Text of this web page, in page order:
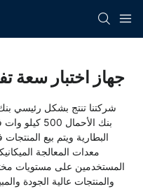
جهاز اختبار سعة
شركتنا تنتج بشكل رئيسي
بنك الأحمال 500 كيلو وات في الصين
البطارية ويتم بيع المنتجات
معدات المعالجة
المستخدمين على مستويات
والمنتجات عالية الجودة